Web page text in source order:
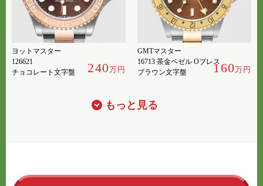
ヨットマスター
126621
チョコレート文字盤
240万円
GMTマスター
16713 茶金ベゼル Oブレス
ブラウン文字盤
160万円
もっと見る